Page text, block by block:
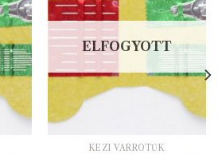
ELFOGYOTT
KÉZI VARRÓTŰK